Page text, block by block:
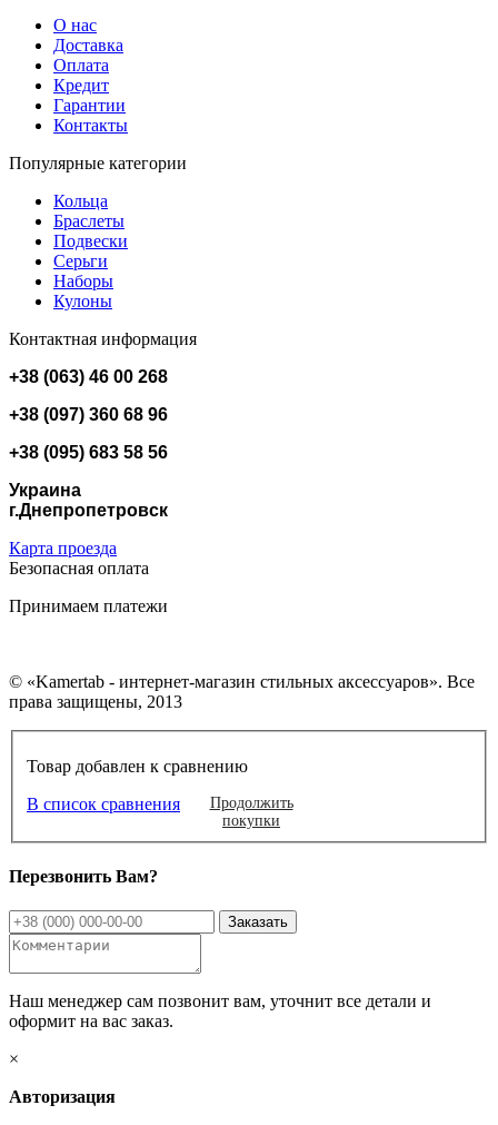
О нас
Доставка
Оплата
Кредит
Гарантии
Контакты
Популярные категории
Кольца
Браслеты
Подвески
Серьги
Наборы
Кулоны
Контактная информация
+38 (063) 46 00 268
+38 (097) 360 68 96
+38 (095) 683 58 56
Украина
г.Днепропетровск
Карта проезда
Безопасная оплата
Принимаем платежи
© «Kamertab - интернет-магазин стильных аксессуаров». Все
права защищены, 2013
Товар добавлен к сравнению
В список сравнения
Продолжить
покупки
Перезвонить Вам?
Наш менеджер сам позвонит вам, уточнит все детали и
оформит на вас заказ.
×
Авторизация